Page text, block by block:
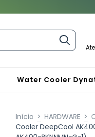
Water Cooler
Início > HARDWARE >
Cooler DeepCool